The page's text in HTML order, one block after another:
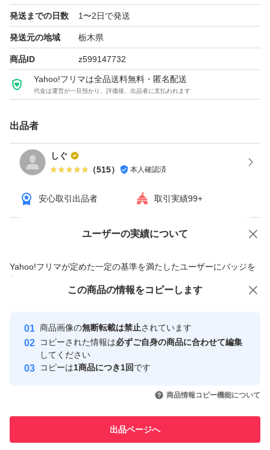
発送までの日数 1〜2日で発送
発送元の地域 栃木県
商品ID z599147732
Yahoo!フリマは全品送料無料・匿名配送
代金は運営が一旦預かり、評価後、出品者に支払われます
出品者
しぐ
（515） 本人確認済
安心取引出品者 取引実績99+
ユーザーの実績について
Yahoo!フリマが定めた一定の基準を満たしたユーザーにバッジを
付与しています
安心取引出品者
心・安全なユーザーです
取引実績
引を完了させた実績があります
での取引実績があります
価格の相談 商品への質問
この商品の情報をコピーします
商品画像の無断転載は禁止されています
コピーされた情報は必ずご自身の商品に合わせて編集
してください
コピーは1商品につき1回です
商品情報コピー機能について
出品ページへ
この商品をみている人にオススメ